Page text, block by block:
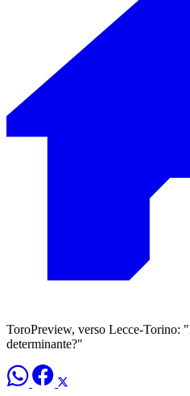
ToroPreview, verso Lecce-Torino:
determinante?"